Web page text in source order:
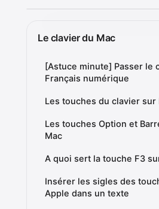
Le clavier du Mac
[Astuce minute] Passer le
Français numérique
Les touches du clavier sur
Les touches Option et
Mac
A quoi sert la touche F3
Insérer les sigles des
Apple dans un texte